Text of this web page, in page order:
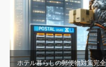
ホテル暮らしの郵便物対策完